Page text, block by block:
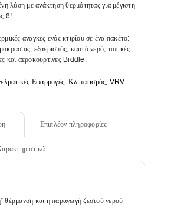
λύση με ανάκτηση θερμότητας για μέγιστη
8!
ανάγκες ενός κτιρίου σε ένα πακέτο:
εξαερισμός, καυτό νερό, τοπικές
και αεροκουρτίνες Biddle.
Εφαρμογές, Κλιματισμός, VRV
Επιπλέον πληροφορίες
θέρμανση και η παραγωγή ζεστού νερού